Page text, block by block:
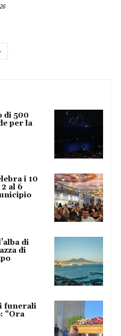
di 500
per la
i 10
al 6
di
di
funerali
“Ora